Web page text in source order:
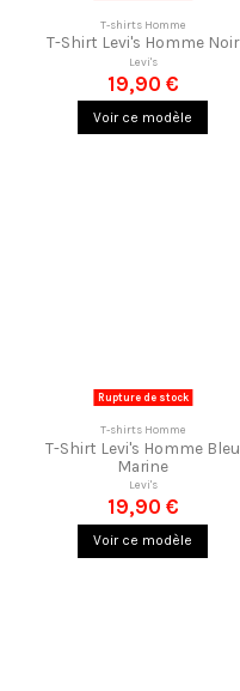
T-shirts Homme
T-Shirt Levi's Homme Noir
Levi's
19,90 €
Voir ce modèle
Rupture de stock
T-shirts Homme
T-Shirt Levi's Homme Bleu
Marine
Levi's
19,90 €
Voir ce modèle